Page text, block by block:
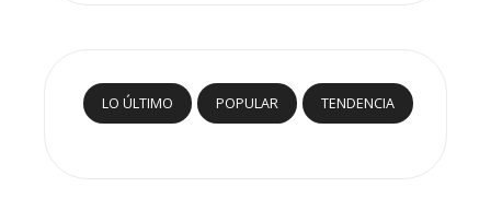
LO ÚLTIMO POPULAR TENDENCIA